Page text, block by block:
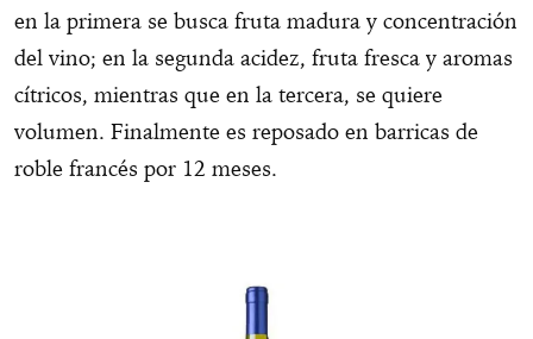
en la primera se busca fruta madura y concentración
del vino; en la segunda acidez, fruta fresca y aromas
cítricos, mientras que en la tercera, se quiere
volumen. Finalmente es reposado en barricas de
roble francés por 12 meses.